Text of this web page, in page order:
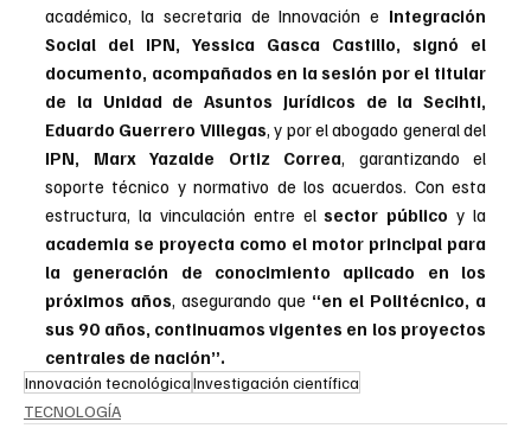
académico, la secretaria de Innovación e Integración
Social del IPN, Yessica Gasca Castillo, signó el
documento, acompañados en la sesión por el titular
de la Unidad de Asuntos Jurídicos de la Secihti,
Eduardo Guerrero Villegas, y por el abogado general del
IPN, Marx Yazalde Ortiz Correa, garantizando el
soporte técnico y normativo de los acuerdos. Con esta
estructura, la vinculación entre el sector público y la
academia se proyecta como el motor principal para
la generación de conocimiento aplicado en los
próximos años, asegurando que “en el Politécnico, a
sus 90 años, continuamos vigentes en los proyectos
centrales de nación”.
Innovación tecnológicaInvestigación científica
TECNOLOGÍA